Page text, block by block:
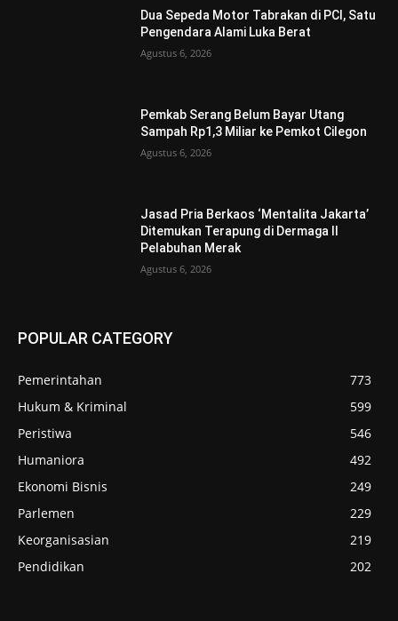
Dua Sepeda Motor Tabrakan di PCI, Satu
Pengendara Alami Luka Berat
Agustus 6, 2026
Pemkab Serang Belum Bayar Utang
Sampah Rp1,3 Miliar ke Pemkot Cilegon
Agustus 6, 2026
Jasad Pria Berkaos ‘Mentalita Jakarta’
Ditemukan Terapung di Dermaga II
Pelabuhan Merak
Agustus 6, 2026
POPULAR CATEGORY
Pemerintahan
773
Hukum & Kriminal
599
Peristiwa
546
Humaniora
492
Ekonomi Bisnis
249
Parlemen
229
Keorganisasian
219
Pendidikan
202